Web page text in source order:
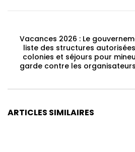
Vacances 2026 : Le
liste des structures
colonies et séjours pour
garde contre les
ARTICLES SIMILAIRES